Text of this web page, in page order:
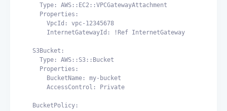
    Type: AWS::EC2::VPCGatewayAttachment
    Properties:
      VpcId: vpc-12345678
      InternetGatewayId: !Ref InternetGateway
  S3Bucket:
    Type: AWS::S3::Bucket
    Properties:
      BucketName: my-bucket
      AccessControl: Private
  BucketPolicy: